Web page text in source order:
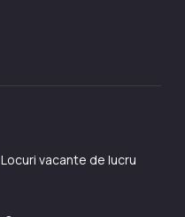
Locuri vacante de lucru